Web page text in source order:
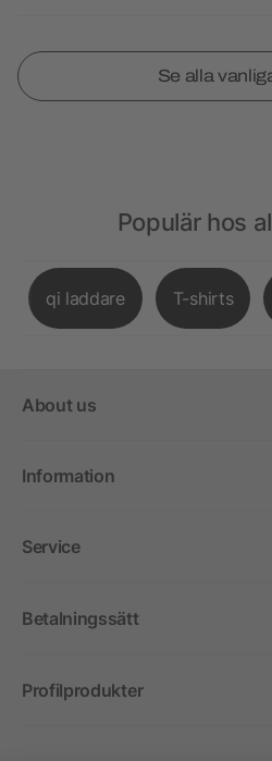
Se alla
Populär hos
qi laddare T-shirts
About us
Information
Service
Betalningssätt
Profilprodukter